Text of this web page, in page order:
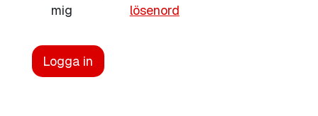
mig
lösenord
Logga in